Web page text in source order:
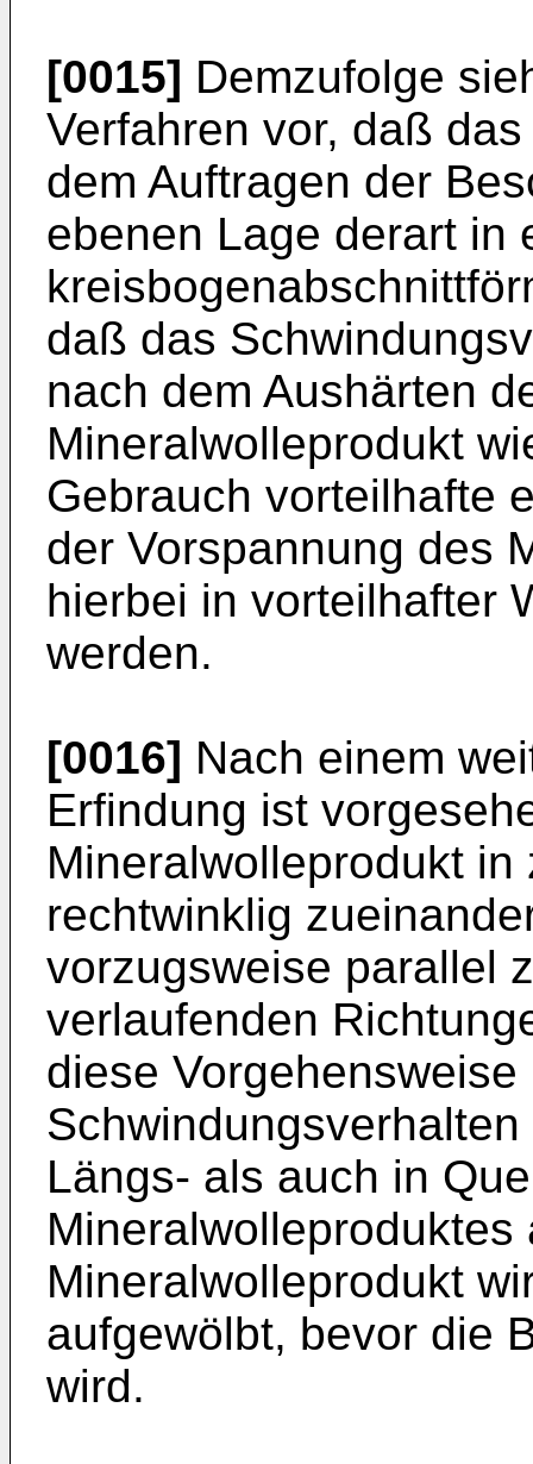
[0015] Demzufolge
Verfahren vor, daß
dem Auftragen der
ebenen Lage derart in
daß das
nach dem Aushärten
Mineralwolleprodukt
Gebrauch vorteilhafte
der Vorspannung des
hierbei in vorteilhafter
werden.
[0016] Nach einem
Erfindung ist
Mineralwolleprodukt
rechtwinklig
vorzugsweise parallel
verlaufenden
diese
Längs- als auch in
Mineralwolleprodukt
aufgewölbt, bevor die
wird.